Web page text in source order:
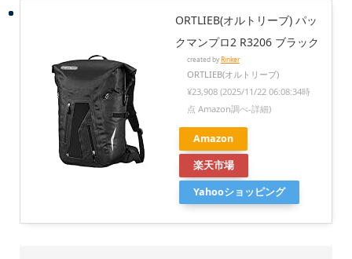
ORTLIEB(オルトリーブ) パッ
クマンプロ2 R3206 ブラック
created byRinker
ORTLIEB(オルトリーブ)
¥23,908 (2025/11/22 06:08:34時
点 Amazon調べ-詳細)
Amazon
楽天市場
Yahooショッピング